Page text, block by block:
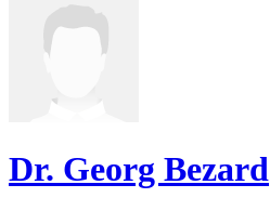
Dr. Georg Bezard